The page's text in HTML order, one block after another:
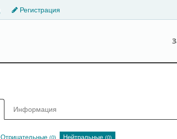
Регистрация
Информация
Отрицательные (0) Нейтральные (0)